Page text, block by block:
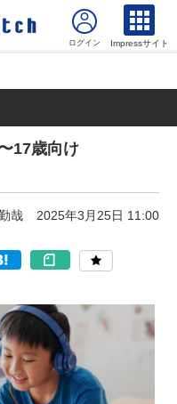
Impressサイト
17歳向け
哉 2025年3月25日 11:00